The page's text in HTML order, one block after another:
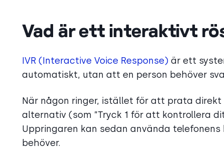
Vad är ett interaktivt
IVR (Interactive Voice Response) är ett
automatiskt, utan att en person behöver
När någon ringer, istället för att prata direkt
alternativ (som ”Tryck 1 för att kontrollera
Uppringaren kan sedan använda
behöver.